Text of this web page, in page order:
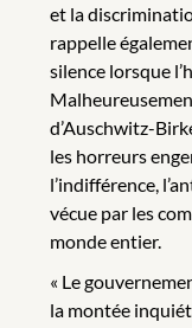
et la
rappelle
silence lorsque
d’Auschwitz-
les horreurs
l’indifférence,
vécue par les
monde entier.
« Le
la montée